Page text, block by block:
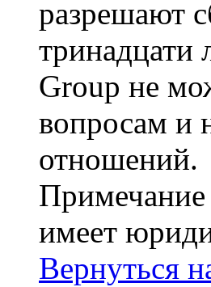
разрешают
тринадцати
Group не
вопросам и
отношений.
Примечание
имеет
Вернуться